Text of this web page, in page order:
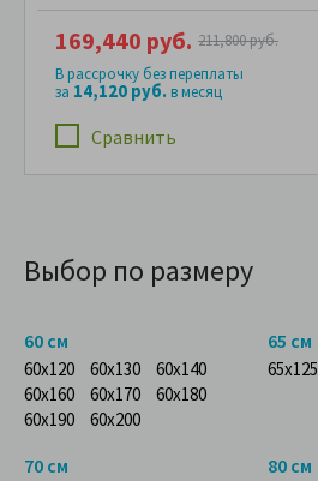
Сравнить
169,440 руб. 211,800 руб.
В рассрочку без переплаты
за 14,120 руб.в месяц
Выбор по размеру
60 см
60x120 60x130
60x140
60x160
60x170
60x180
60x190
60x200
65 см
65x125
70 см 80 см